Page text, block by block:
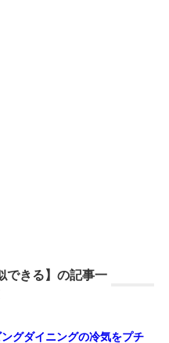
できる】の記事一
グダイニングの冷気をプチ